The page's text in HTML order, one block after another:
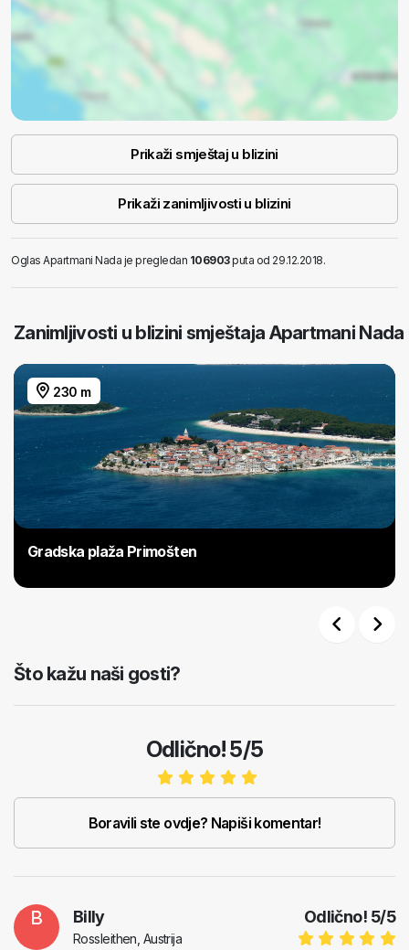
Prikaži smještaj u blizini
Prikaži zanimljivosti u blizini
Oglas Apartmani Nada je pregledan 106903puta od 29.12.2018.
Zanimljivosti u blizini smještaja Apartmani Nada
230 m
Gradska plaža Primošten
Što kažu naši gosti?
Odlično! 5/5
Boravili ste ovdje? Napiši komentar!
B Odlično! 5/5
Billy
Rossleithen, Austrija